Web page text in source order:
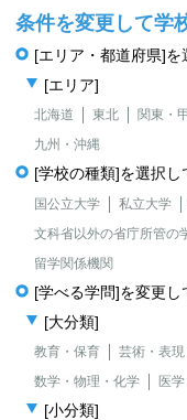
条件を変更して学
[エリア・都道府県]を
[エリア]
北海道 東北 関東・
九州・沖縄
[学校の種類]を選択し
国公立大学 私立大学
文科省以外の省庁所管の
留学関係機関
[学べる学問]を変更し
[大分類]
教育・保育 芸術・表
数学・物理・化学
医
[小分類]